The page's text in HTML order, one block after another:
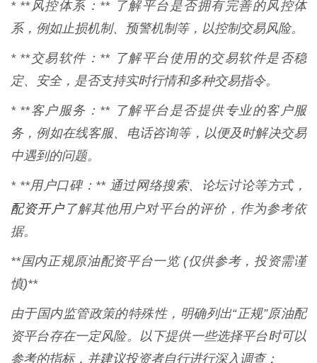
* **风控体系：** 了解平台是否拥有完善的风控体
系，例如止损机制、预警机制等，以控制交易风险。
* **交易软件：** 了解平台使用的交易软件是否稳
定、安全，是否支持实时行情和多种交易指令。
* **客户服务：** 了解平台是否提供专业的客户服
务，例如在线客服、电话咨询等，以便及时解决交易
中遇到的问题。
* **用户口碑：** 通过网络搜索、论坛讨论等方式，
配资开户了解其他用户对平台的评价，作为参考依
据。
**国内正规原油配资平台一览 (仅供参考，投资需谨
慎)**
由于国内监管政策的特殊性，明确列出“正规”原油配
资平台存在一定风险。以下提供一些选择平台时可以
参考的指标，并建议投资者自行进行深入调查：